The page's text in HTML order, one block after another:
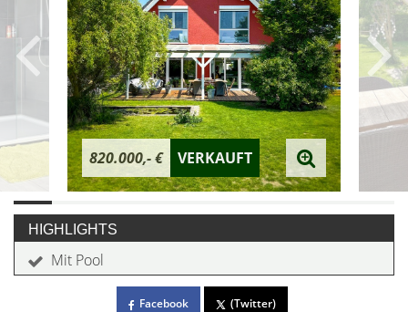
820.000,- € VERKAUFT
HIGHLIGHTS
Mit Pool
Facebook (Twitter)